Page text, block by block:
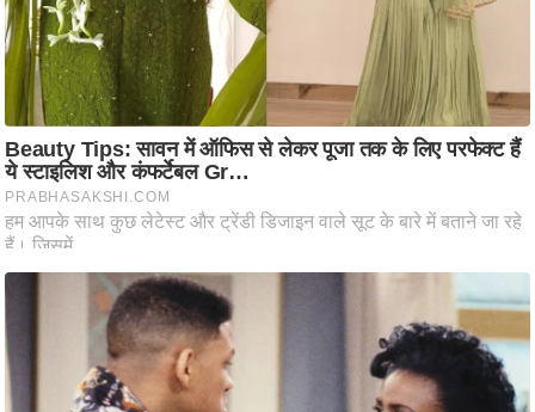
नु
स्खे
प
र्य
ट
न
स्थ
ल
फि